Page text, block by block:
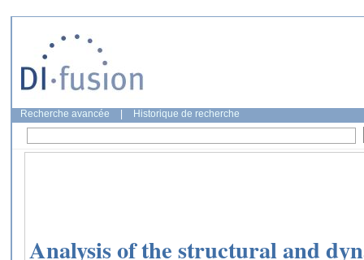
Recherche avancée Historique de recherche
Analysis of the structural and